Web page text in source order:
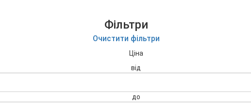
Фільтри
Очистити фільтри
Ціна
від
до